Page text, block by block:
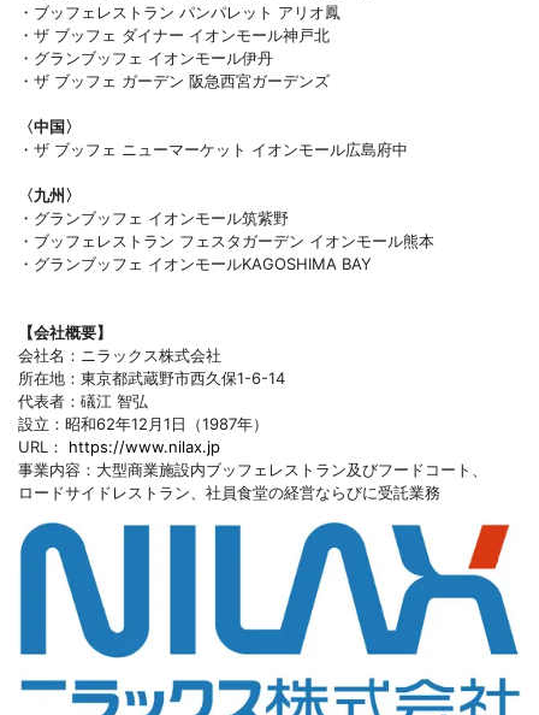
・ブッフェレストラン パンパレット アリオ鳳
・ザ ブッフェ ダイナー イオンモール神戸北
・グランブッフェ イオンモール伊丹
・ザ ブッフェ ガーデン 阪急西宮ガーデンズ
〈中国〉
・ザ ブッフェ ニューマーケット イオンモール広島府中
〈九州〉
・グランブッフェ イオンモール筑紫野
・ブッフェレストラン フェスタガーデン イオンモール熊本
・グランブッフェ イオンモールKAGOSHIMA BAY
【会社概要】
会社名：ニラックス株式会社
所在地：東京都武蔵野市西久保1-6-14
代表者：礒江 智弘
設立：昭和62年12月1日（1987年）
URL： https://www.nilax.jp
事業内容：大型商業施設内ブッフェレストラン及びフードコート、
ロードサイドレストラン、社員食堂の経営ならびに受託業務